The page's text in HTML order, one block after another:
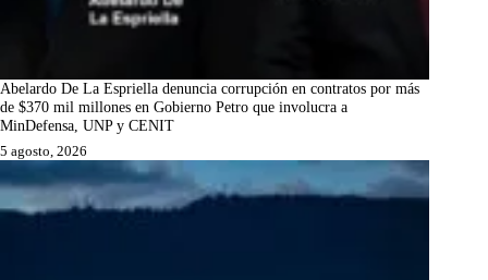
Abelardo De La Espriella denuncia corrupción en contratos por más
de $370 mil millones en Gobierno Petro que involucra a
MinDefensa, UNP y CENIT
5 agosto, 2026